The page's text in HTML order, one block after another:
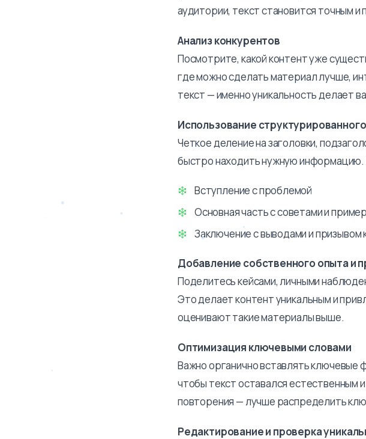
аудитории, текст становится точным
Анализ конкурентов
Посмотрите, какой контент уже
где можно сделать материал лучше,
текст — именно уникальность делает
Использование
Четкое деление на заголовки,
быстро находить нужную
Вступление с проблемой
Основная часть с советами и
Заключение с выводами и призывом
Добавление собственного опыта и
Поделитесь кейсами, личными
Это делает контент уникальным и
оценивают такие материалы выше.
Оптимизация ключевыми словами
Важно органично вставлять ключевые
чтобы текст оставался естественным
повторения — лучше распределить
Редактирование и проверка